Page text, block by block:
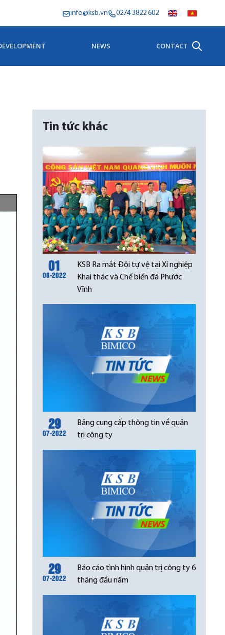
info@ksb.vn 0274 3822 602
NEWS CONTACT
Tin tức khác
01
08-2022
KSB Ra mắt Đội tự vệ tại Xí nghiệp
Khai thác và Chế biến đá Phước
Vĩnh
29
07-2022
Bảng cung cấp thông tin về quản
trị công ty
29
07-2022
Báo cáo tình hình quản trị công ty 6
tháng đầu năm